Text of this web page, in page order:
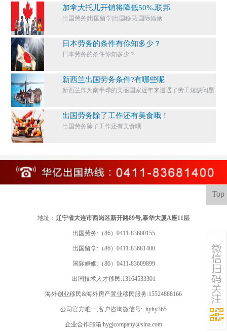
加拿大托儿开销将降低50%,联邦
出国劳务|出国留学|出国移民|国际婚姻
日本劳务的条件有你知多少？
日本劳务的条件你知多少？​
新西兰出国劳务条件?有哪些呢
新西兰作为南半球的美丽国家近年来遭遇了劳工短缺问题
出国劳务除了工作还有美食哦！
出国劳务除了工作还有美食哦
Top
地址： 辽宁省大连市西岗区新开路89号,泰华大厦A座11层
出国劳务:（86）0411-83600155
出国留学:（86）0411-83681400
国际婚姻:（86）0411-83609899
出国技术人才移民:13164533301
海外创业移民&海外房产置业移民服务:15524888166
公司官方唯一,客户咨询微信号: hyhy365
企业合作邮箱:hygjcompany@sina.com